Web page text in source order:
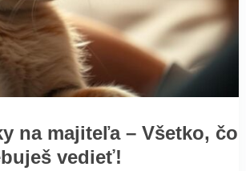
na majiteľa – Všetko, čo
vedieť!